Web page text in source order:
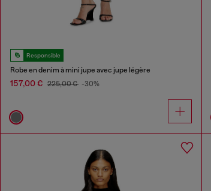
Responsible
Robe en denim à mini jupe avec jupe légère
157,00 € 225,00 € -30%